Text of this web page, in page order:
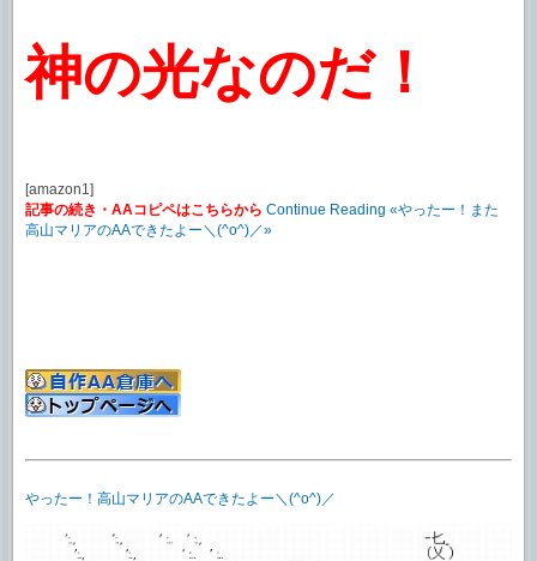
神の光なのだ！
[amazon1]
記事の続き・AAコピペはこちらから Continue Reading «やったー！また
高山マリアのAAできたよー＼(^o^)／»
やったー！高山マリアのAAできたよー＼(^o^)／